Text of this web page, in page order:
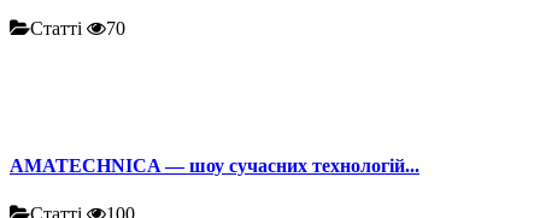
Статті 70
AMATECHNICA — шоу сучасних технологій...
Статті 100